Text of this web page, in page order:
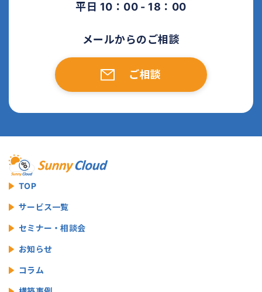
平日 10：00 - 18：00
メールからのご相談
ご相談
TOP
サービス一覧
セミナー・相談会
お知らせ
コラム